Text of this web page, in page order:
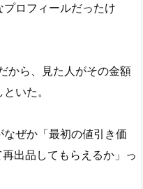
ロフィールだったけ
から、見た人がその金額
いた。
ぜか「最初の値引き価
出品してもらえるか」っ